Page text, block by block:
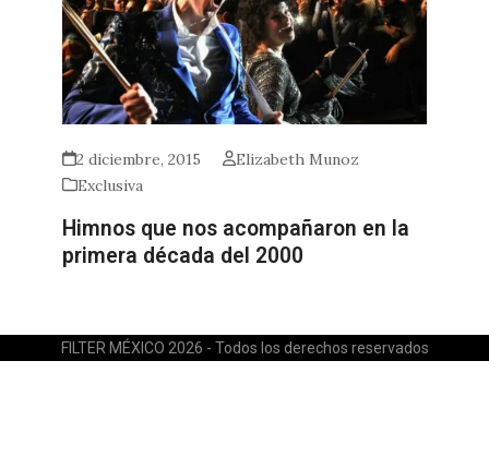
2 diciembre, 2015
Elizabeth Munoz
Exclusiva
Himnos que nos acompañaron en la
primera década del 2000
FILTER MÉXICO 2026 - Todos los derechos reservados